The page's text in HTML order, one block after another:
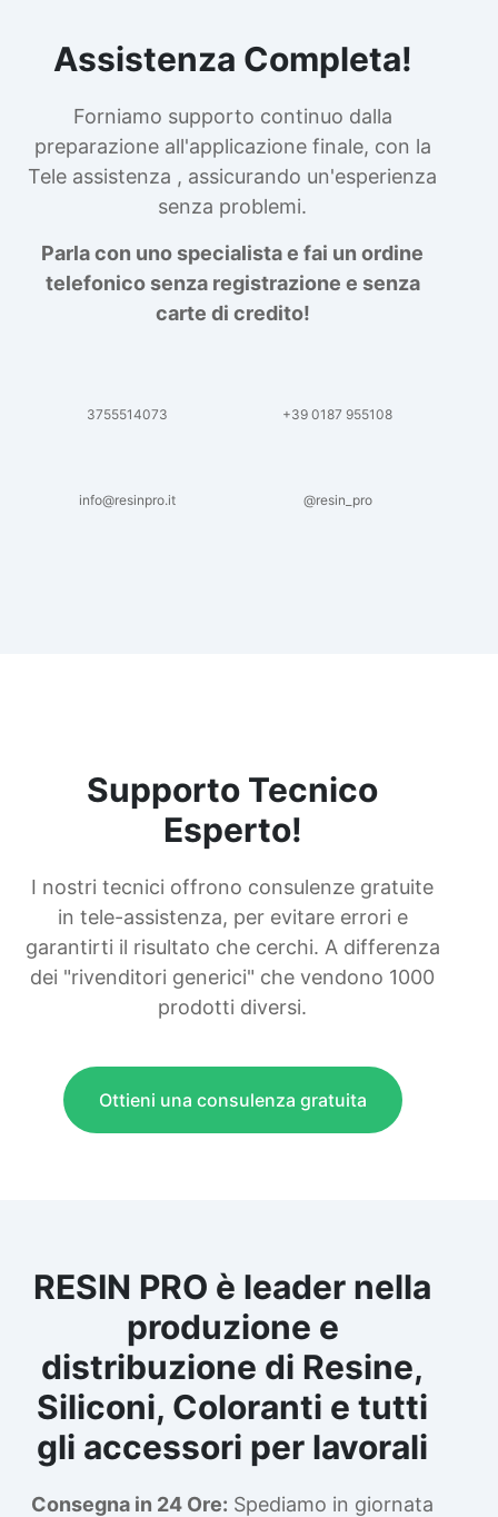
Assistenza Completa!
Forniamo supporto continuo dalla
preparazione all'applicazione finale, con la
Tele assistenza , assicurando un'esperienza
senza problemi.
Parla con uno specialista e fai un ordine
telefonico senza registrazione e senza
carte di credito!
3755514073 +39 0187 955108
info@resinpro.it @resin_pro
Supporto Tecnico
Esperto!
I nostri tecnici offrono consulenze gratuite
in tele-assistenza, per evitare errori e
garantirti il risultato che cerchi. A differenza
dei "rivenditori generici" che vendono 1000
prodotti diversi.
Ottieni una consulenza gratuita
RESIN PRO è leader nella
produzione e
distribuzione di Resine,
Siliconi, Coloranti e tutti
gli accessori per lavorali
Consegna in 24 Ore: Spediamo in giornata